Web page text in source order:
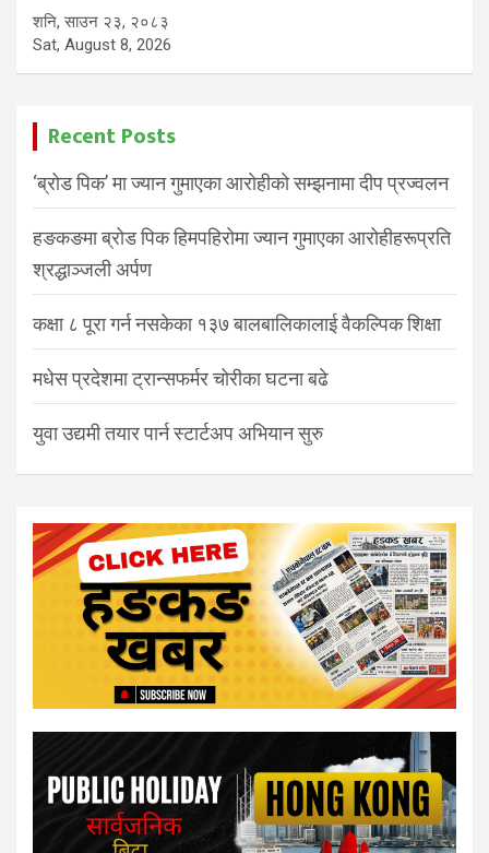
शनि, साउन २३, २०८३
Sat, August 8, 2026
Recent Posts
‘ब्रोड पिक’ मा ज्यान गुमाएका आरोहीको सम्झनामा दीप प्रज्वलन
हङकङमा ब्रोड पिक हिमपहिरोमा ज्यान गुमाएका आरोहीहरूप्रति
श्रद्धाञ्जली अर्पण
कक्षा ८ पूरा गर्न नसकेका १३७ बालबालिकालाई वैकल्पिक शिक्षा
मधेस प्रदेशमा ट्रान्सफर्मर चोरीका घटना बढे
युवा उद्यमी तयार पार्न स्टार्टअप अभियान सुरु